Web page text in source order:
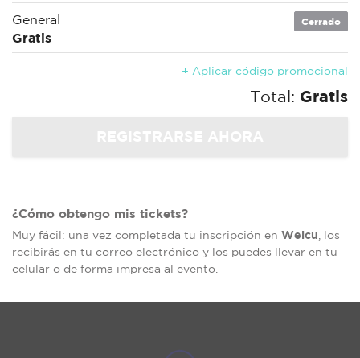
General
Gratis
Cerrado
+ Aplicar código promocional
Total: Gratis
¿Cómo obtengo mis tickets?
Muy fácil: una vez completada tu inscripción en Welcu , los
recibirás en tu correo electrónico y los puedes llevar en tu
celular o de forma impresa al evento.